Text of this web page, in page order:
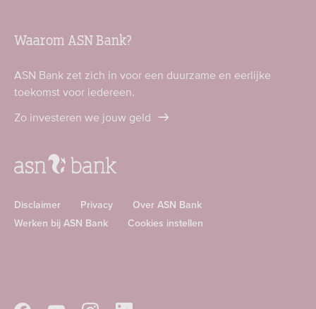
Waarom ASN Bank?
ASN Bank zet zich in voor een duurzame en eerlijke
toekomst voor iedereen.
Zo investeren we jouw geld
Disclaimer Privacy
Over ASN Bank
Werken bij ASN Bank
Cookies instellen